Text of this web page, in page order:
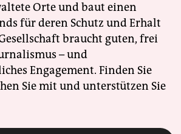
Orte und baut einen
für deren Schutz und Erhalt
braucht guten, frei
– und
Engagement. Finden Sie
Sie mit und unterstützen Sie